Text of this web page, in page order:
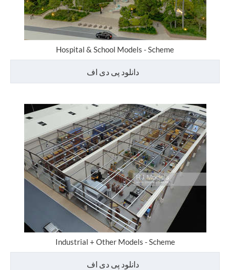
Hospital & School Models - Scheme
دانلود پی دی اف
Industrial + Other Models - Scheme
دانلود پی دی اف